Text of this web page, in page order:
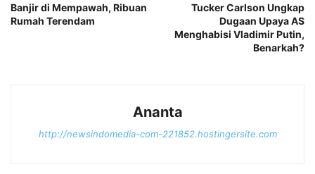
Banjir di Mempawah, Ribuan
Rumah Terendam
Tucker Carlson Ungkap
Dugaan Upaya AS
Menghabisi Vladimir Putin,
Benarkah?
Ananta
http://newsindomedia-com-221852.hostingersite.com